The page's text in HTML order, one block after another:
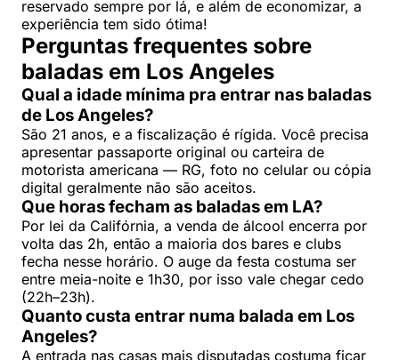
reservado sempre por lá, e além de economizar, a
experiência tem sido ótima!
Perguntas frequentes sobre
baladas em Los Angeles
Qual a idade mínima pra entrar nas baladas
de Los Angeles?
São 21 anos, e a fiscalização é rígida. Você precisa
apresentar passaporte original ou carteira de
motorista americana — RG, foto no celular ou cópia
digital geralmente não são aceitos.
Que horas fecham as baladas em LA?
Por lei da Califórnia, a venda de álcool encerra por
volta das 2h, então a maioria dos bares e clubs
fecha nesse horário. O auge da festa costuma ser
entre meia-noite e 1h30, por isso vale chegar cedo
(22h–23h).
Quanto custa entrar numa balada em Los
Angeles?
A entrada nas casas mais disputadas costuma ficar